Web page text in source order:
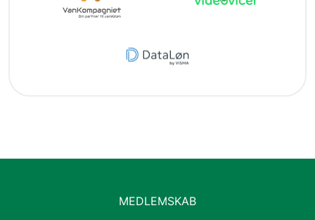
MEDLEMSKAB